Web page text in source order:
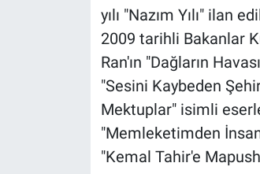
yılı "Nazım Yılı" ilan
2009 tarihli Bakanlar
Ran'ın "Dağların
"Sesini Kaybeden
Mektuplar" isimli
"Memleketimden
"Kemal Tahir'e